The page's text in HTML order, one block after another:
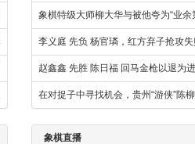
象棋特级大师柳大华与被他夸为“业余
李义庭 先负 杨官璘，红方弃子抢攻
赵鑫鑫 先胜 陈日福 回马金枪以退为
在对捉子中寻找机会，贵州“游侠”陈
象棋直播